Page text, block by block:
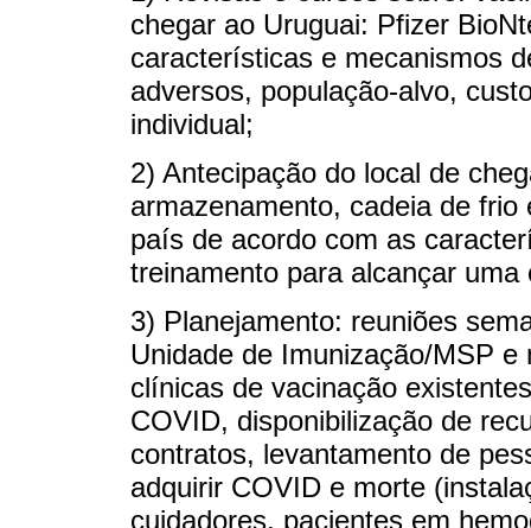
chegar ao Uruguai: Pfizer
características e mecanismos
adversos, população-alvo,
individual;
2) Antecipação do local de
armazenamento, cadeia de
país de acordo com as
treinamento para alcançar
3) Planejamento: reuniões
Unidade de Imunização/MSP
clínicas de vacinação
COVID, disponibilização de
contratos, levantamento de
adquirir COVID e morte
cuidadores, pacientes em